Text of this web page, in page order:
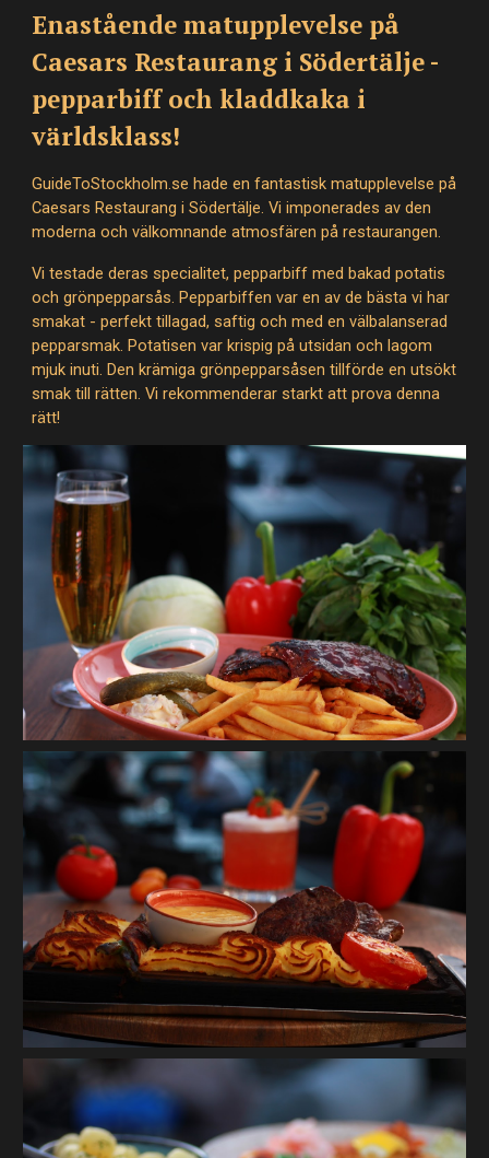
Enastående matupplevelse på
Caesars Restaurang i Södertälje -
pepparbiff och kladdkaka i
världsklass!
GuideToStockholm.se hade en fantastisk matupplevelse på
Caesars Restaurang i Södertälje. Vi imponerades av den
moderna och välkomnande atmosfären på restaurangen.
Vi testade deras specialitet, pepparbiff med bakad potatis
och grönpepparsås. Pepparbiffen var en av de bästa vi har
smakat - perfekt tillagad, saftig och med en välbalanserad
pepparsmak. Potatisen var krispig på utsidan och lagom
mjuk inuti. Den krämiga grönpepparsåsen tillförde en utsökt
smak till rätten. Vi rekommenderar starkt att prova denna
rätt!